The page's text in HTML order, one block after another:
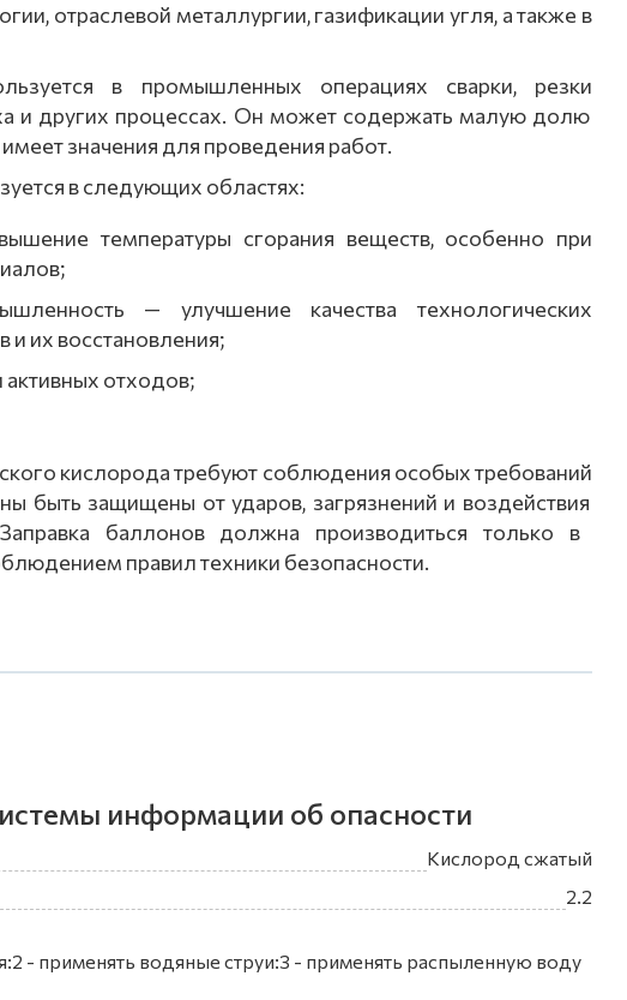
отраслевой металлургии, газификации угля, а также в
в промышленных операциях сварки,резки
и других процессах. Он можетсодержать малуюдолю
имеетзначения для проведения работ.
вследующих областях:
температуры сгорания веществ,особенно при
— улучшение качества технологических
и их восстановления;
активных отходов;
кислородатребуют соблюдения особыхтребований
быть защищены отударов, загрязнений и воздействия
баллоновдолжна производиться только в
правилтехники безопасности.
информации об опасности
Кислород сжатый
2.2
- применять водяные струи:3 - применять распыленную воду